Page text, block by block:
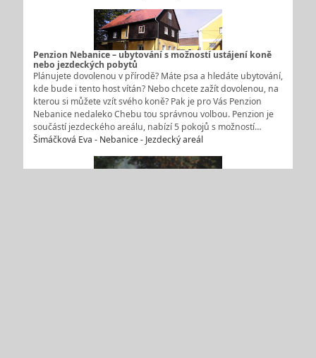
Penzion Nebanice – ubytování s možností ustájení koně
nebo jezdeckých pobytů
Plánujete dovolenou v přírodě? Máte psa a hledáte ubytování,
kde bude i tento host vítán? Nebo chcete zažít dovolenou, na
kterou si můžete vzít svého koně? Pak je pro Vás Penzion
Nebanice nedaleko Chebu tou správnou volbou. Penzion je
součástí jezdeckého areálu, nabízí 5 pokojů s možností…
Šimáčková Eva - Nebanice - Jezdecký areál